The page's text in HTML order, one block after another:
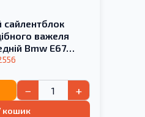
сайлентблок
важеля
Bmw E67
− +
кошик